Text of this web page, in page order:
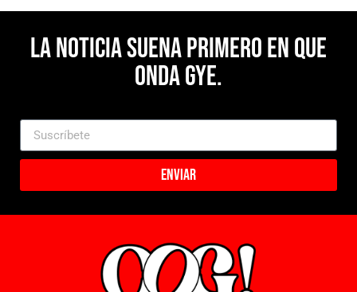
La noticia suena primero en Que
Onda Gye.
Enviar